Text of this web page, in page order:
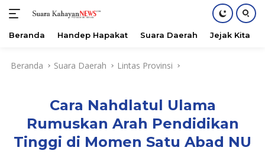
Beranda Handep Hapakat Suara Daerah Jejak Kita
Beranda Suara Daerah Lintas Provinsi
Cara Nahdlatul Ulama
Rumuskan Arah Pendidikan
Tinggi di Momen Satu Abad NU